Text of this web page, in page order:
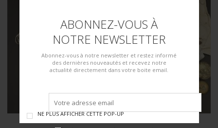
ABONNEZ-VOUS À
NOTRE NEWSLETTER
Abonnez-vous à notre newsletter et restez informé
des dernières nouveautés et recevez notre
actualité directement dans votre boite email.
NE PLUS AFFICHER CETTE POP-UP